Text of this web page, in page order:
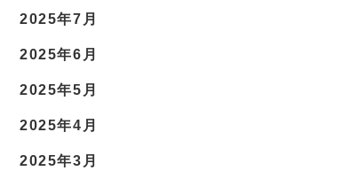
2025年7月
2025年6月
2025年5月
2025年4月
2025年3月